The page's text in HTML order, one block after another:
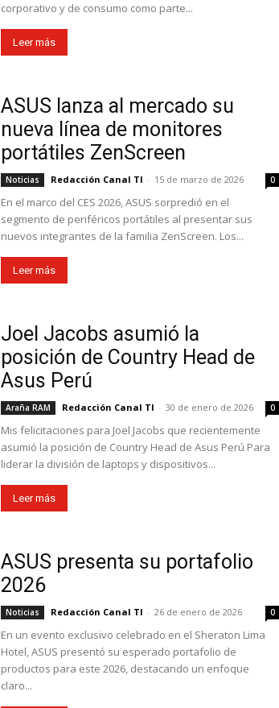
corporativo y de consumo como parte...
Leer más
ASUS lanza al mercado su
nueva línea de monitores
portátiles ZenScreen
Noticias Redacción Canal TI - 15 de marzo de 2026 0
En el marco del CES 2026, ASUS sorpredió en el
segmento de periféricos portátiles al presentar sus
nuevos integrantes de la familia ZenScreen. Los...
Leer más
Joel Jacobs asumió la
posición de Country Head de
Asus Perú
Araña RAM Redacción Canal TI - 30 de enero de 2026 0
Mis felicitaciones para Joel Jacobs que recientemente
asumió la posición de Country Head de Asus Perú Para
liderar la división de laptops y dispositivos...
Leer más
ASUS presenta su portafolio
2026
Noticias Redacción Canal TI - 26 de enero de 2026 0
En un evento exclusivo celebrado en el Sheraton Lima
Hotel, ASUS presentó su esperado portafolio de
productos para este 2026, destacando un enfoque
claro...